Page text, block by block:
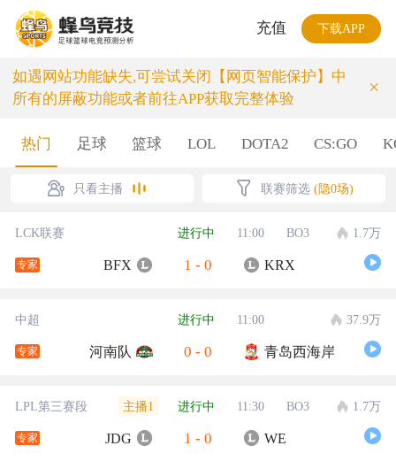
充值 下载APP
如遇网站功能缺失,可尝试关闭【网页智能保护】中
所有的屏蔽功能或者前往APP获取完整体验
×
热门 足球 篮球 LOL DOTA2 CS:GO
只看主播 联赛筛选 (隐0场)
LCK联赛 进行中 11:00 BO3 1.7万
专家 BFX 1 - 0 KRX
中超 进行中 11:00 37.9万
专家 河南队 0 - 0 青岛西海岸
LPL第三赛段 主播1 进行中 11:30 BO3 1.7万
专家 JDG 1 - 0 WE